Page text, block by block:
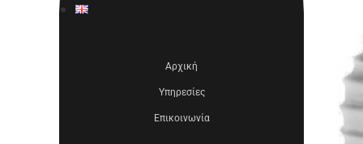
Αρχική
Υπηρεσίες
Επικοινωνία